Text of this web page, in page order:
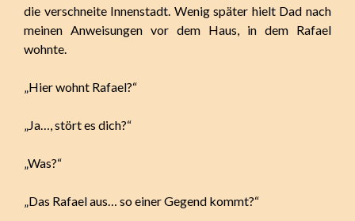
die verschneite Innenstadt. Wenig später hielt Dad nach
meinen Anweisungen vor dem Haus, in dem Rafael
wohnte.
„Hier wohnt Rafael?“
„Ja…, stört es dich?“
„Was?“
„Das Rafael aus… so einer Gegend kommt?“